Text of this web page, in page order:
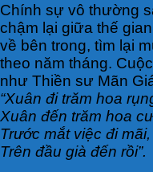
Chính sự vô thường
chậm lại giữa thế
về bên trong, tìm lại
theo năm tháng.
như Thiền sư Mãn
“Xuân đi trăm hoa
Xuân đến trăm hoa
Trước mắt việc đi mãi,
Trên đầu già đến rồi”.